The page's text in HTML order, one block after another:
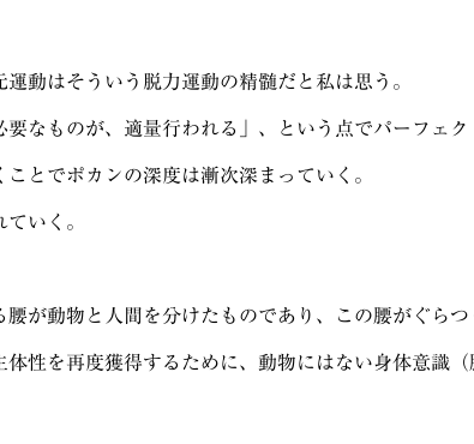
動はそういう脱力運動の精髄だと私は思う。
要なものが、適量行われる」、という点でパーフェク
とでポカンの深度は漸次深まっていく。
いく。
腰が動物と人間を分けたものであり、この腰がぐらつ
性を再度獲得するために、動物にはない身体意識（